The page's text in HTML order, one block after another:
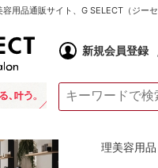
用品通販サイト、G SELECT（ジ
新規会員登録
理美容用